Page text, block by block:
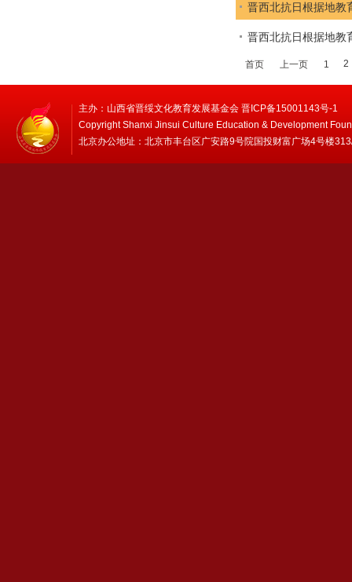
晋西北抗日根据地教
晋西北抗日根据地教
首页 上一页 1 2
主办：山西省晋绥文化教育发展基金会 晋ICP备15001143号-1
Copyright Shanxi Jinsui Culture Education & Development
北京办公地址：北京市丰台区广安路9号院国投财富广场4号楼